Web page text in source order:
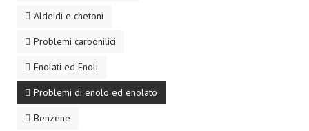
Aldeidi e chetoni
Problemi carbonilici
Enolati ed Enoli
Problemi di enolo ed enolato
Benzene